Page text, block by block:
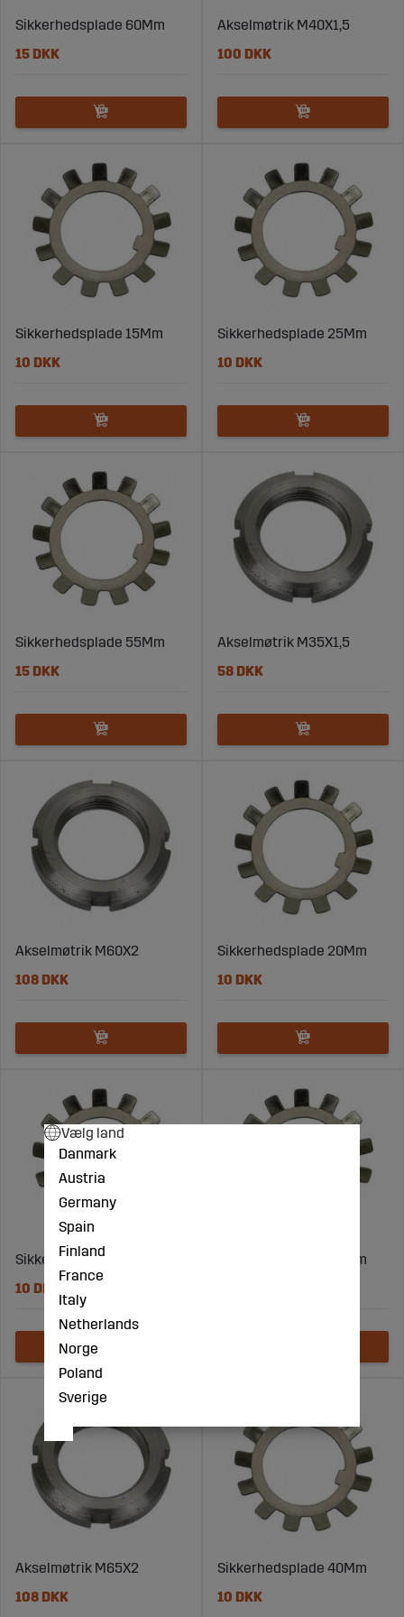
Sikkerhedsplade 60Mm
15 DKK
Akselmøtrik M40X1,5
100 DKK
Sikkerhedsplade 15Mm
10 DKK
Sikkerhedsplade 25Mm
10 DKK
Sikkerhedsplade 55Mm
15 DKK
Akselmøtrik M35X1,5
58 DKK
Akselmøtrik M60X2
108 DKK
Sikkerhedsplade 20Mm
10 DKK
Sikkerhedsplade 35Mm
10 DKK
Sikkerhedsplade 50Mm
Akselmøtrik M65X2
108 DKK
Sikkerhedsplade 40Mm
10 DKK
Vælg land
Danmark
Austria
Germany
Spain
Finland
France
Italy
Netherlands
Norge
Poland
Sverige